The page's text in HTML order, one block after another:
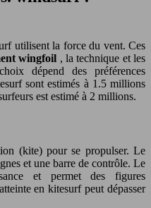
utilisent la force du vent. Ces
wingfoil , la technique et les
dépend des préférences
sont estimés à 1.5 millions
est estimé à 2 millions.
(kite) pour se propulser. Le
et une barre de contrôle. Le
et permet des figures
en kitesurf peut dépasser